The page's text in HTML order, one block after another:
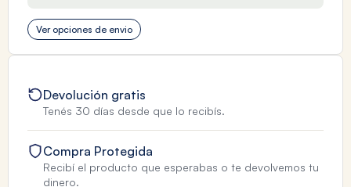
Ver opciones de envio
Devolución gratis
Tenés 30 días desde que lo recibís.
Compra Protegida
Recibí el producto que esperabas o te devolvemos tu
dinero.